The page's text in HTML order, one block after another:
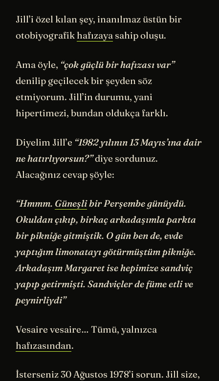
Jill’i özel kılan şey, inanılmaz üstün bir
otobiyografik hafızaya sahip oluşu.
Ama öyle, “çok güçlü bir hafızası var”
denilip geçilecek bir şeyden söz
etmiyorum. Jill’in durumu, yani
hipertimezi, bundan oldukça farklı.
Diyelim Jill’e “1982 yılının 13 Mayıs’ına dair
ne hatırlıyorsun?”diye sordunuz.
Alacağınız cevap şöyle:
“Hmmm. Güneşlibir Perşembe günüydü.
Okuldan çıkıp, birkaç arkadaşımla parkta
bir pikniğe gitmiştik. O gün ben de, evde
yaptığım limonatayı götürmüştüm pikniğe.
Arkadaşım Margaret ise hepimize sandviç
yapıp getirmişti. Sandviçler de füme etli ve
peynirliydi”
Vesaire vesaire… Tümü, yalnızca
hafızasından.
İsterseniz 30 Ağustos 1978’i sorun. Jill size,